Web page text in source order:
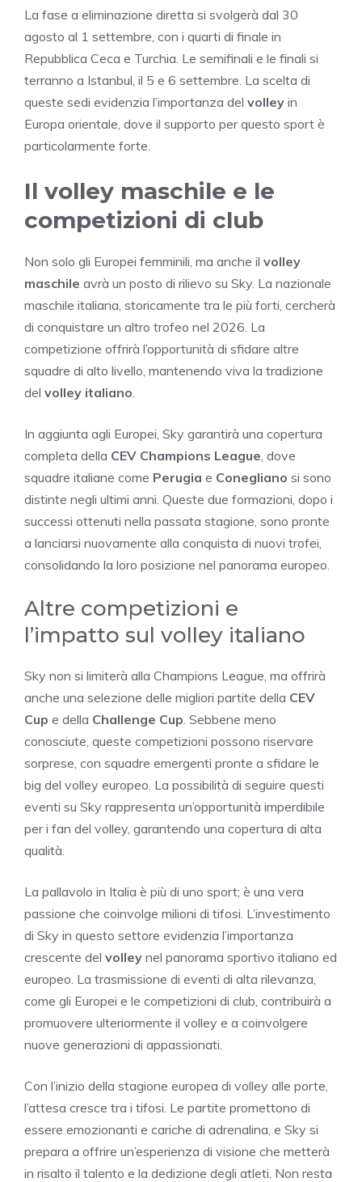
La fase a eliminazione diretta si svolgerà dal 30
agosto al 1 settembre, con i quarti di finale in
Repubblica Ceca e Turchia. Le semifinali e le finali si
terranno a Istanbul, il 5 e 6 settembre. La scelta di
queste sedi evidenzia l’importanza del volley in
Europa orientale, dove il supporto per questo sport è
particolarmente forte.
Il volley maschile e le
competizioni di club
Non solo gli Europei femminili, ma anche il volley
maschile avrà un posto di rilievo su Sky. La nazionale
maschile italiana, storicamente tra le più forti, cercherà
di conquistare un altro trofeo nel 2026. La
competizione offrirà l’opportunità di sfidare altre
squadre di alto livello, mantenendo viva la tradizione
del volley italiano
In aggiunta agli Europei, Sky garantirà una copertura
completa della CEV Champions League , dove
squadre italiane come Perugia e Conegliano si sono
distinte negli ultimi anni. Queste due formazioni, dopo i
successi ottenuti nella passata stagione, sono pronte
a lanciarsi nuovamente alla conquista di nuovi trofei,
consolidando la loro posizione nel panorama europeo.
Altre competizioni e
l’impatto sul volley italiano
Sky non si limiterà alla Champions League, ma offrirà
anche una selezione delle migliori partite della CEV
Cup e della Challenge Cup . Sebbene meno
conosciute, queste competizioni possono riservare
sorprese, con squadre emergenti pronte a sfidare le
big del volley europeo. La possibilità di seguire questi
eventi su Sky rappresenta un’opportunità imperdibile
per i fan del volley, garantendo una copertura di alta
qualità.
La pallavolo in Italia è più di uno sport; è una vera
passione che coinvolge milioni di tifosi. L’investimento
di Sky in questo settore evidenzia l’importanza
crescente del volley nel panorama sportivo italiano ed
europeo. La trasmissione di eventi di alta rilevanza,
come gli Europei e le competizioni di club, contribuirà a
promuovere ulteriormente il volley e a coinvolgere
nuove generazioni di appassionati.
Con l’inizio della stagione europea di volley alle porte,
l’attesa cresce tra i tifosi. Le partite promettono di
essere emozionanti e cariche di adrenalina, e Sky si
prepara a offrire un’esperienza di visione che metterà
in risalto il talento e la dedizione degli atleti. Non resta